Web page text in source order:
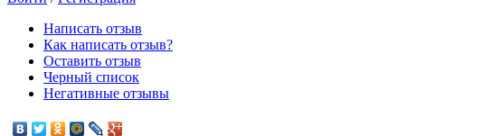
Написать отзыв
Как написать отзыв?
Оставить отзыв
Черный список
Негативные отзывы